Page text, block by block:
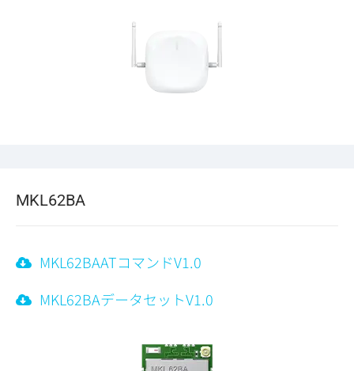
MKL62BA
MKL62BAATコマンドV1.0
MKL62BAデータセットV1.0